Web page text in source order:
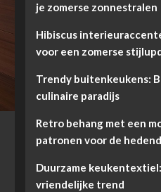
je zomerse zonnestralen
Hibiscus
voor een zomerse
Trendy buitenkeukens:
culinaire paradijs
Retro behang met een
patronen voor de
Duurzame
vriendelijke trend